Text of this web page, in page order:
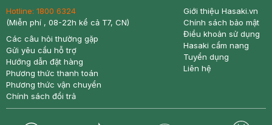
Hotline: 1800 6324
(Miễn phí , 08-22h kể cả T7, CN)
Các câu hỏi thường gặp
Gửi yêu cầu hỗ trợ
Hướng dẫn đặt hàng
Phương thức thanh toán
Phương thức vận chuyển
Chính sách đổi trả
Giới thiệu Hasaki.vn
Chính sách bảo mật
Điều khoản sử dụng
Hasaki cẩm nang
Tuyển dụng
Liên hệ